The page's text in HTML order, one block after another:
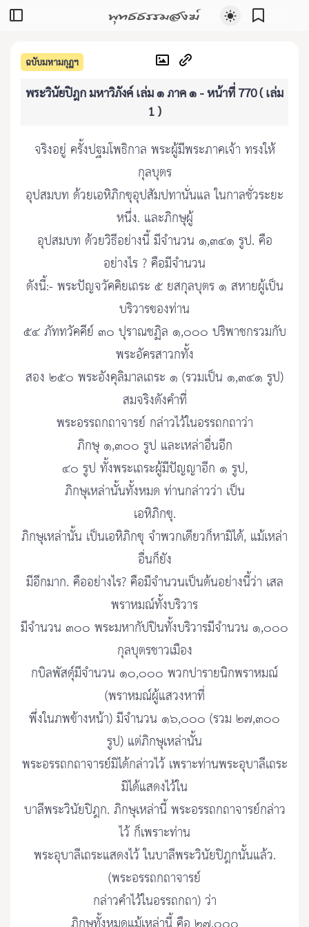
พุทธธรรมสงฆ์
ฉบับมหามกุฏฯ
พระวินัยปิฎก มหาวิภังค์ เล่ม ๑ ภาค ๑ - หน้าที่ 770 ( เล่ม
1 )
จริงอยู่ ครั้งปฐมโพธิกาล พระผู้มีพระภาคเจ้า ทรงให้
กุลบุตร
อุปสมบท ด้วยเอหิภิกขุอุปสัมปทานั่นแล ในกาลชั่วระยะ
หนึ่ง. และภิกษุผู้
อุปสมบท ด้วยวิธีอย่างนี้ มีจำนวน ๑,๓๔๑ รูป. คือ
อย่างไร ? คือมีจำนวน
ดังนี้:- พระปัญจวัคคิยเถระ ๕ ยสกุลบุตร ๑ สหายผู้เป็น
บริวารของท่าน
๕๔ ภัททวัคคีย์ ๓๐ ปุราณชฏิล ๑,๐๐๐ ปริพาชกรวมกับ
พระอัครสาวกทั้ง
สอง ๒๕๐ พระอังคุลิมาลเถระ ๑ (รวมเป็น ๑,๓๔๑ รูป)
สมจริงดังคำที่
พระอรรถกถาจารย์ กล่าวไว้ในอรรถกถาว่า
ภิกษุ ๑,๓๐๐ รูป และเหล่าอื่นอีก
๔๐ รูป ทั้งพระเถระผู้มีปัญญาอีก ๑ รูป,
ภิกษุเหล่านั้นทั้งหมด ท่านกล่าวว่า เป็น
เอหิภิกขุ.
ภิกษุเหล่านั้น เป็นเอหิภิกขุ จำพวกเดียวก็หามิได้, แม้เหล่า
อื่นก็ยัง
มีอีกมาก. คืออย่างไร? คือมีจำนวนเป็นต้นอย่างนี้ว่า เสล
พราหมณ์ทั้งบริวาร
มีจำนวน ๓๐๐ พระมหากัปปินทั้งบริวารมีจำนวน ๑,๐๐๐
กุลบุตรชาวเมือง
กบิลพัสดุ์มีจำนวน ๑๐,๐๐๐ พวกปารายนิกพราหมณ์
(พราหมณ์ผู้แสวงหาที่
พึ่งในภพข้างหน้า) มีจำนวน ๑๖,๐๐๐ (รวม ๒๗,๓๐๐
รูป) แต่ภิกษุเหล่านั้น
พระอรรถกถาจารย์มิได้กล่าวไว้ เพราะท่านพระอุบาลีเถระ
มิได้แสดงไว้ใน
บาลีพระวินัยปิฎก. ภิกษุเหล่านี้ พระอรรถกถาจารย์กล่าว
ไว้ ก็เพราะท่าน
พระอุบาลีเถระแสดงไว้ ในบาลีพระวินัยปิฎกนั้นแล้ว.
(พระอรรถกถาจารย์
กล่าวคำไว้ในอรรถกถา) ว่า